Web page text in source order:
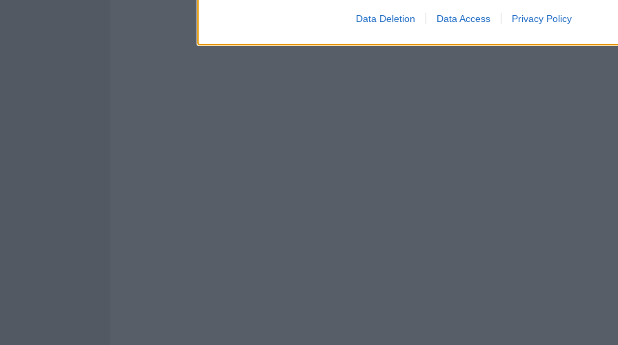
Data Deletion Data Access Privacy Policy